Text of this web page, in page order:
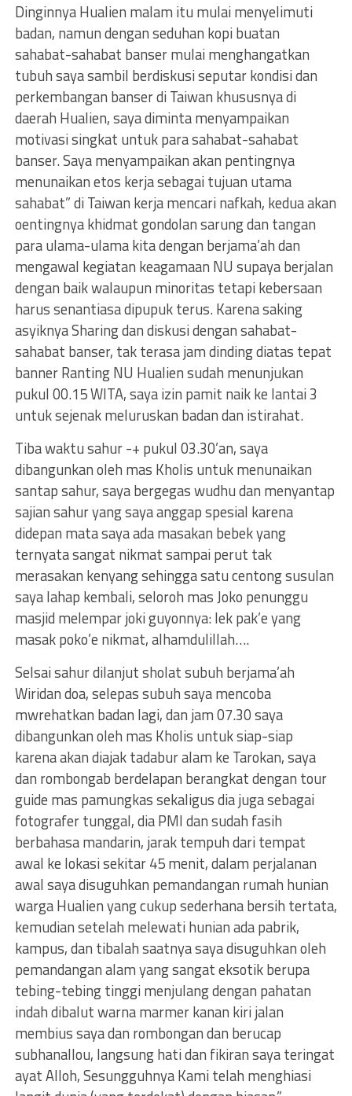
Dinginnya Hualien malam itu mulai menyelimuti
badan, namun dengan seduhan kopi buatan
sahabat-sahabat banser mulai menghangatkan
tubuh saya sambil berdiskusi seputar kondisi dan
perkembangan banser di Taiwan khususnya di
daerah Hualien, saya diminta menyampaikan
motivasi singkat untuk para sahabat-sahabat
banser. Saya menyampaikan akan pentingnya
menunaikan etos kerja sebagai tujuan utama
sahabat” di Taiwan kerja mencari nafkah, kedua akan
oentingnya khidmat gondolan sarung dan tangan
para ulama-ulama kita dengan berjama’ah dan
mengawal kegiatan keagamaan NU supaya berjalan
dengan baik walaupun minoritas tetapi kebersaan
harus senantiasa dipupuk terus. Karena saking
asyiknya Sharing dan diskusi dengan sahabat-
sahabat banser, tak terasa jam dinding diatas tepat
banner Ranting NU Hualien sudah menunjukan
pukul 00.15 WITA, saya izin pamit naik ke lantai 3
untuk sejenak meluruskan badan dan istirahat.
Tiba waktu sahur -+ pukul 03.30’an, saya
dibangunkan oleh mas Kholis untuk menunaikan
santap sahur, saya bergegas wudhu dan menyantap
sajian sahur yang saya anggap spesial karena
didepan mata saya ada masakan bebek yang
ternyata sangat nikmat sampai perut tak
merasakan kenyang sehingga satu centong susulan
saya lahap kembali, seloroh mas Joko penunggu
masjid melempar joki guyonnya: lek pak’e yang
masak poko’e nikmat, alhamdulillah….
Selsai sahur dilanjut sholat subuh berjama’ah
Wiridan doa, selepas subuh saya mencoba
mwrehatkan badan lagi, dan jam 07.30 saya
dibangunkan oleh mas Kholis untuk siap-siap
karena akan diajak tadabur alam ke Tarokan, saya
dan rombongab berdelapan berangkat dengan tour
guide mas pamungkas sekaligus dia juga sebagai
fotografer tunggal, dia PMI dan sudah fasih
berbahasa mandarin, jarak tempuh dari tempat
awal ke lokasi sekitar 45 menit, dalam perjalanan
awal saya disuguhkan pemandangan rumah hunian
warga Hualien yang cukup sederhana bersih tertata,
kemudian setelah melewati hunian ada pabrik,
kampus, dan tibalah saatnya saya disuguhkan oleh
pemandangan alam yang sangat eksotik berupa
tebing-tebing tinggi menjulang dengan pahatan
indah dibalut warna marmer kanan kiri jalan
membius saya dan rombongan dan berucap
subhanallou, langsung hati dan fikiran saya teringat
ayat Alloh, Sesungguhnya Kami telah menghiasi